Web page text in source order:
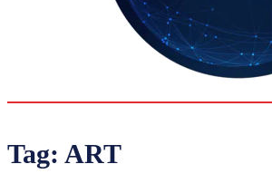
Tag: ART